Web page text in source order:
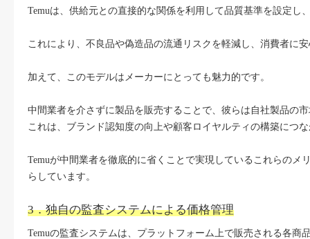
Temuは、供給元との直接的な関係を利用して品質基準を設定し
これにより、不良品や偽造品の流通リスクを軽減し、消費者に
加えて、このモデルはメーカーにとっても魅力的です。
中間業者を介さずに製品を販売することで、彼らは自社製品の
これは、ブランド認知度の向上や顧客ロイヤルティの構築につ
Temuが中間業者を徹底的に省くことで実現しているこれらの
らしています。
3．独自の監査システムによる価格管理
Temuの監査システムは、プラットフォーム上で販売される各